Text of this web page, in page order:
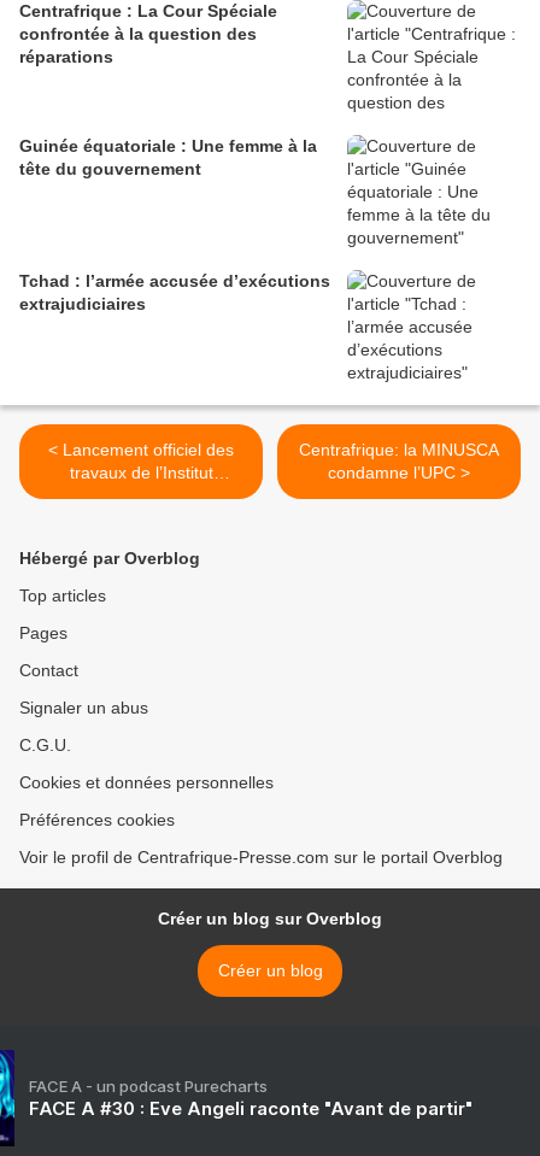
Centrafrique : La Cour Spéciale
confrontée à la question des
réparations
Guinée équatoriale : Une femme à la
tête du gouvernement
Tchad : l’armée accusée d’exécutions
extrajudiciaires
< Lancement officiel des
travaux de l’Institut
supérieur d’agronomie
Centrafrique: la MINUSCA
condamne l’UPC >
Hébergé par Overblog
Top articles
Pages
Contact
Signaler un abus
C.G.U.
Cookies et données personnelles
Préférences cookies
Voir le profil de Centrafrique-Presse.com sur le portail Overblog
Créer un blog sur Overblog
Créer un blog
FACE A - un podcast Purecharts
FACE A #30 : Eve Angeli raconte "Avant de partir"